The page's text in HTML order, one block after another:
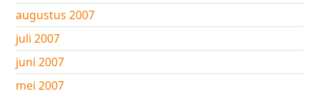
augustus 2007
juli 2007
juni 2007
mei 2007